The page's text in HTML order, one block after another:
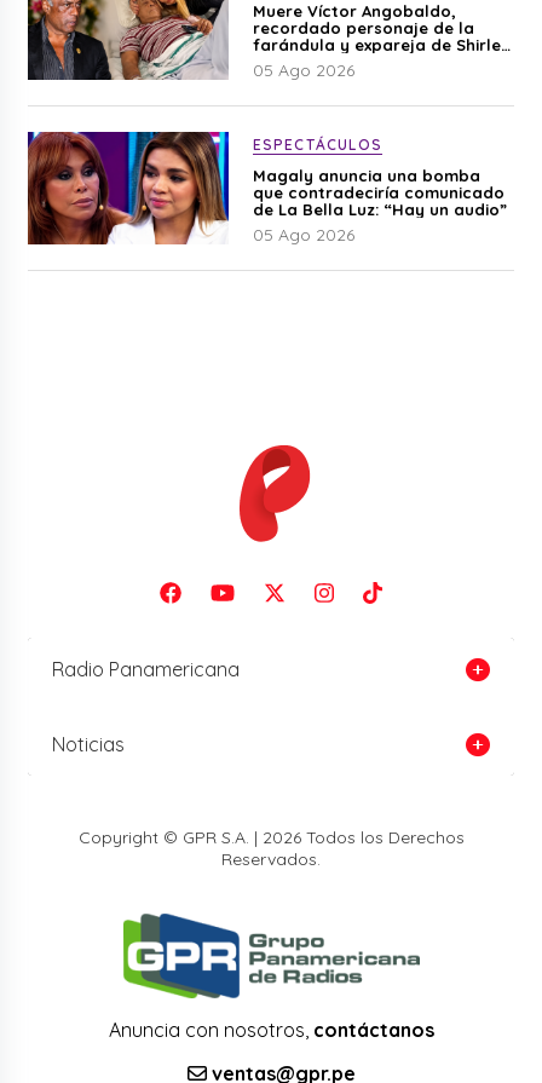
Muere Víctor Angobaldo,
recordado personaje de la
farándula y expareja de Shirley
Cherres
05 Ago 2026
ESPECTÁCULOS
Magaly anuncia una bomba
que contradeciría comunicado
de La Bella Luz: “Hay un audio”
05 Ago 2026
Radio Panamericana
Noticias
Copyright © GPR S.A. | 2026 Todos los Derechos
Reservados.
Anuncia con nosotros, contáctanos
ventas@gpr.pe